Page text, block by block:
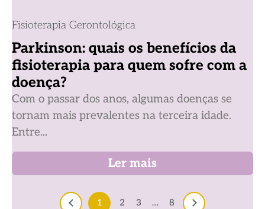
Fisioterapia Gerontológica
Parkinson: quais os benefícios da
fisioterapia para quem sofre com a
doença?
Com o passar dos anos, algumas doenças se
tornam mais prevalentes na terceira idade.
Entre...
Ler mais
1 2 3 … 8